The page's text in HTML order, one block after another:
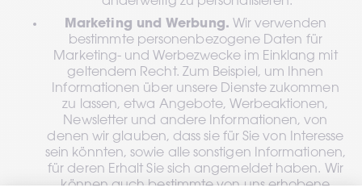
Marketing und Werbung. Wir verwenden
bestimmte personenbezogene Daten für
Marketing- und Werbezwecke im Einklang mit
geltendem Recht. Zum Beispiel, um Ihnen
Informationen über unsere Dienste zukommen
zu lassen, etwa Angebote, Werbeaktionen,
Newsletter und andere Informationen, von
denen wir glauben, dass sie für Sie von Interesse
sein könnten, sowie alle sonstigen Informationen,
für deren Erhalt Sie sich angemeldet haben. Wir
können auch bestimmte von uns erhobene